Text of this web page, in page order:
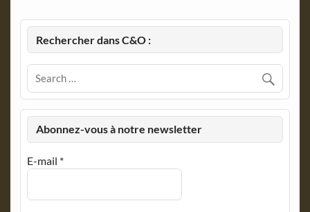
Rechercher dans C&O :
Abonnez-vous à notre newsletter
E-mail *